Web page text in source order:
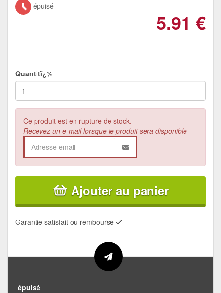
épuisé
5.91 €
Quantitï¿½
Ce produit est en rupture de stock.
Recevez un e-mail lorsque le produit sera disponible
Ajouter au panier
Garantie satisfait ou remboursé
épuisé